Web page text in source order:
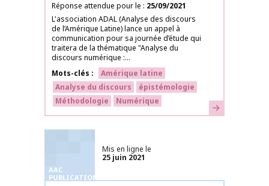
Réponse attendue pour le
25/09/2021
L'association ADAL (Analyse des discours
de l’Amérique Latine) lance un appel à
communication pour sa journée d’étude qui
traitera de la thématique "Analyse du
discours numérique :...
Mots-clés
Amérique latine
Analyse du discours
épistémologie
Méthodologie
Numérique En savoir plus
AAC
PUBLICATIONS
Mis en ligne le
25 juin 2021